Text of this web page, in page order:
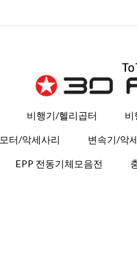
비행기/헬리곱터 비
모터/악세사리 변속기/악
EPP 전동기체모음전